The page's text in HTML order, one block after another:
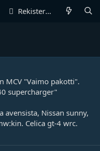
Rekisteröidy
MCV "Vaimo pakotti".
supercharger"
avensista, Nissan sunny,
Celica gt-4 wrc.